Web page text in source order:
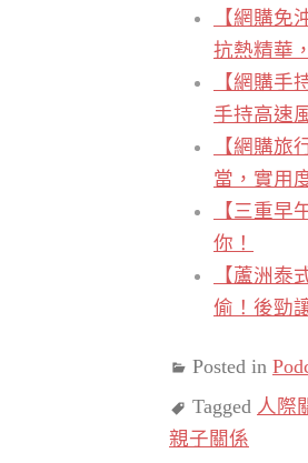
【網購
抗熱精華
【網購手
手持高速
【網購旅
當，實用
【三重早
你！
【蘆洲
偷！後勁
Posted in
Tagged 人際
親子關係